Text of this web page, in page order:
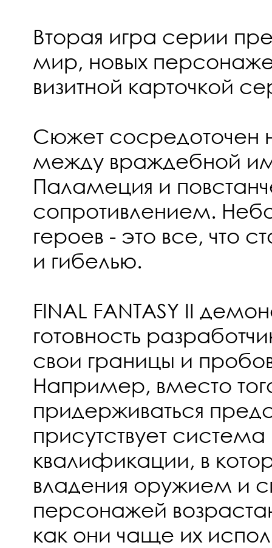
Вторая игра серии
мир, новых
визитной карточкой
Сюжет сосредоточен
между враждебной
Паламеция и
сопротивлением.
героев - это все, что
и гибелью.
FINAL FANTASY II
готовность
свои границы и
Например, вместо
придерживаться
присутствует
квалификации, в
владения оружием и
персонажей
как они чаще их